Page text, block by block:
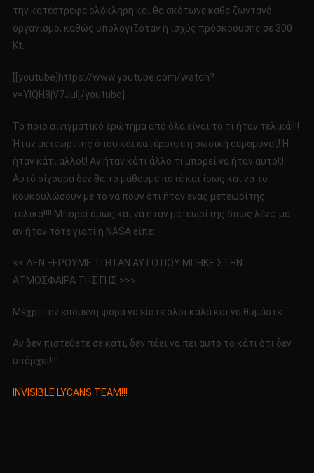
την κατέστρεφε ολόκληρη και θα σκότωνε κάθε ζωντανό
οργανισμό, καθώς υπολογιζόταν η ισχύς πρόσκρουσης σε 300
Kt.
[[youtube]https://www.youtube.com/watch?
v=YlQH8jV7JuI[/youtube]
Το ποιο αινιγματικό ερώτημα από όλα είναι το τι ήταν τελικά!!!!
Ήταν μετεωρίτης όπου και κατέρριψε η ρωσική αεράμυνα!;! Η
ήταν κάτι άλλο!;! Αν ήταν κάτι άλλο τι μπορεί να ήταν αυτό!;!
Αυτό σίγουρα δεν θα το μάθουμε ποτέ και ίσως και να το
κουκουλώσουν με το να πουν ότι ήταν ενας μετεωρίτης
τελικά!!!! Μπορεί όμως και να ήταν μετεωρίτης όπως λένε μα
αν ήταν τότε γιατί η NASA είπε:
<< ΔΕΝ ΞΕΡΟΥΜΕ ΤΙ ΗΤΑΝ ΑΥΤΟ ΠΟΥ ΜΠΗΚΕ ΣΤΗΝ
ΑΤΜΟΣΦΑΙΡΑ ΤΗΣ ΓΗΣ >>>
Μέχρι την επόμενη φορά να είστε όλοι καλά και να θυμάστε.
Αν δεν πιστεύετε σε κάτι, δεν πάει να πει αυτό το κάτι ότι δεν
υπάρχει!!!!
INVISIBLE LYCANS TEAM!!!